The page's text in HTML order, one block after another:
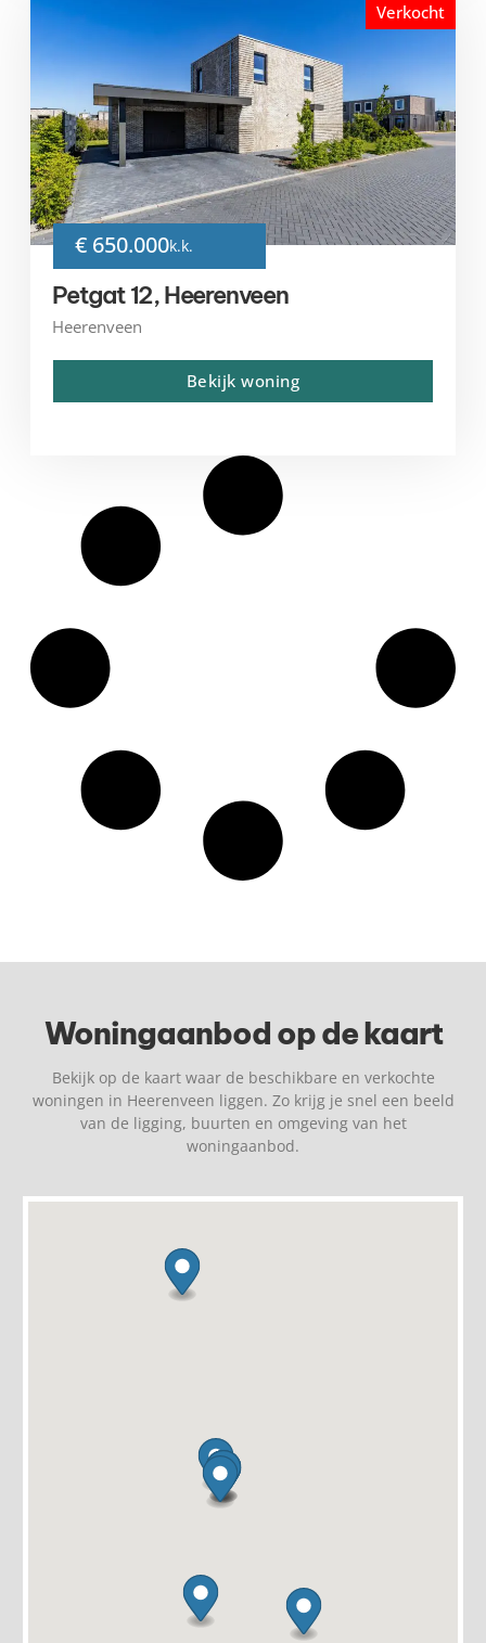
Verkocht
€ 650.000k.k.
Petgat 12, Heerenveen
Heerenveen
Bekijk woning
Woningaanbod op de kaart
Bekijk op de kaart waar de beschikbare en verkochte
woningen in Heerenveen liggen. Zo krijg je snel een beeld
van de ligging, buurten en omgeving van het
woningaanbod.